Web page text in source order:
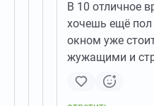
В 10 отличное
хочешь ещё пол
окном уже
жужащими и